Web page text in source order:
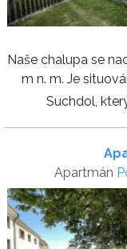
Naše chalupa se
m n. m. Je
Suchdol,
Apartmán